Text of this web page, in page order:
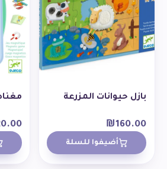
بازل حيوانات المزرعة
₪160.00
أضيفوا للسلة